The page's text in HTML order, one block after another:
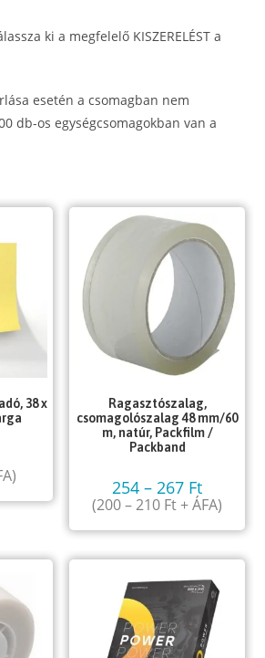
ki a megfelelő KISZERELÉST a
esetén a csomagban nem
db-os egységcsomagokban van a
38 x
Ragasztószalag,
csomagolószalag 48 mm/60
m, natúr, Packfilm /
Packband
254– 267 Ft
(200–210 Ft+ ÁFA)